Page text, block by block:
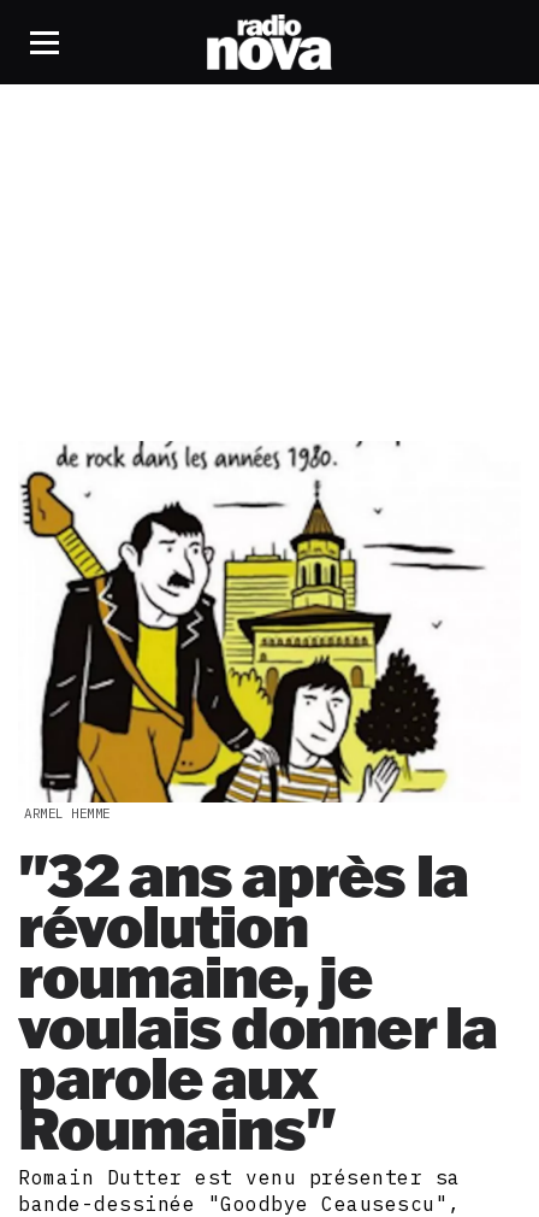
ARMEL HEMME
"32 ans après la
révolution
roumaine, je
voulais donner la
parole aux
Roumains"
Romain Dutter est venu présenter sa
bande-dessinée "Goodbye Ceausescu",